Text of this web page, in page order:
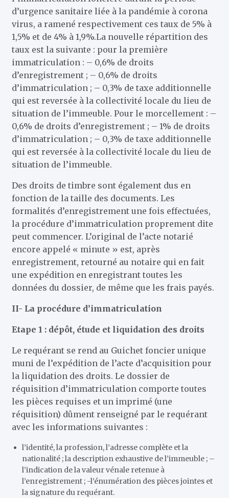
d’urgence sanitaire liée à la pandémie à corona
virus, a ramené respectivement ces taux de 5% à
1,5% et de 4% à 1,9%.La nouvelle répartition des
taux est la suivante : pour la première
immatriculation : – 0,6% de droits
d’enregistrement ; – 0,6% de droits
d’immatriculation ; – 0,3% de taxe additionnelle
qui est reversée à la collectivité locale du lieu de
situation de l’immeuble. Pour le morcellement : –
0,6% de droits d’enregistrement ; – 1% de droits
d’immatriculation ; – 0,3% de taxe additionnelle
qui est reversée à la collectivité locale du lieu de
situation de l’immeuble.
Des droits de timbre sont également dus en
fonction de la taille des documents. Les
formalités d’enregistrement une fois effectuées,
la procédure d’immatriculation proprement dite
peut commencer. L’original de l’acte notarié
encore appelé « minute » est, après
enregistrement, retourné au notaire qui en fait
une expédition en enregistrant toutes les
données du dossier, de même que les frais payés.
II- La procédure d’immatriculation
Etape 1 : dépôt, étude et liquidation des droits
Le requérant se rend au Guichet foncier unique
muni de l’expédition de l’acte d’acquisition pour
la liquidation des droits. Le dossier de
réquisition d’immatriculation comporte toutes
les pièces requises et un imprimé (une
réquisition) dûment renseigné par le requérant
avec les informations suivantes :
l’identité, la profession, l’adresse complète et la
nationalité ; la description exhaustive de l’immeuble ; –
l’indication de la valeur vénale retenue à
l’enregistrement ; -l’énumération des pièces jointes et
la signature du requérant.